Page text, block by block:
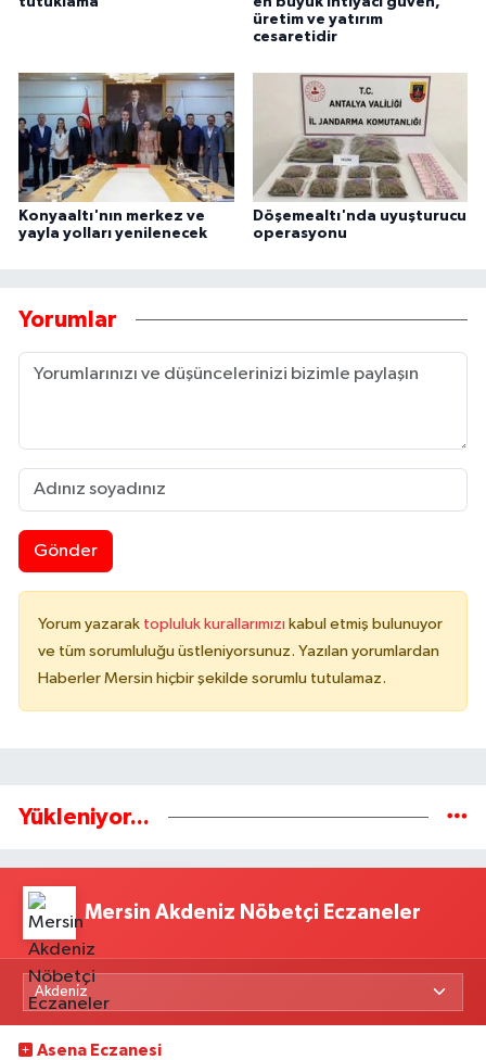
üretim ve yatırım
cesaretidir
Konyaaltı'nın merkez ve
yayla yolları yenilenecek
Döşemealtı'nda uyuşturucu
operasyonu
Yorumlar
Gönder
Yorum yazarak topluluk kurallarımızı kabul etmiş bulunuyor
ve tüm sorumluluğu üstleniyorsunuz. Yazılan yorumlardan
Haberler Mersin hiçbir şekilde sorumlu tutulamaz.
Yükleniyor...
Mersin Akdeniz Nöbetçi Eczaneler
Asena Eczanesi